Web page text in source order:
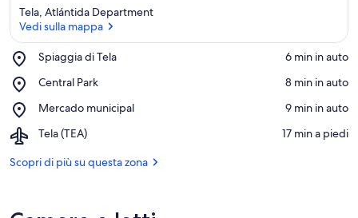
Tela, Atlántida Department
Vedi sulla mappa
Spiaggia di Tela
Place,
di
‪6 min in auto‬
Central Park
Place,
Park
‪8 min in auto‬
Mercado municipal
Place,
municipal
‪9 min in auto‬
Tela (TEA)
Airport,
(TEA)
‪17 min a piedi‬
Scopri di più su questa zona